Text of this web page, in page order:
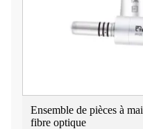
Ensemble de pièces à
fibre optique